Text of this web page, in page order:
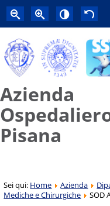
Azienda
Pisana
Sei qui: Home Azienda
Mediche e Chirurgiche
SOD